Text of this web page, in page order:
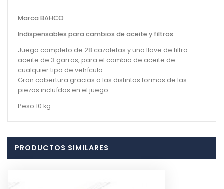
Marca BAHCO
Indispensables para cambios de aceite y filtros.
Juego completo de 28 cazoletas y una llave de filtro
aceite de 3 garras, para el cambio de aceite de
cualquier tipo de vehículo
Gran cobertura gracias a las distintas formas de las
piezas incluídas en el juego
Peso 10 kg
PRODUCTOS SIMILARES